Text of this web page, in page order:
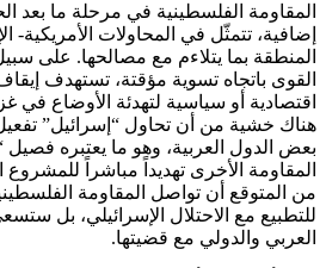
المقاومة الفلسطينية في مرحلة ما بعد
إضافية، تتمثّل في المحاولات الأمريكية-
المنطقة بما يتلاءم مع مصالحها. على
القوى باتجاه تسوية مؤقتة، تستهدف
اقتصادية أو سياسية لتهدئة الأوضاع
هناك خشية من أن تحاول “إسرائيل”
بعض الدول العربية، وهو ما يعتبره
المقاومة الأخرى تهديداً مباشراً
من المتوقع أن تواصل المقاومة
للتطبيع مع الاحتلال الإسرائيلي، بل
العربي والدولي مع قضيتها.